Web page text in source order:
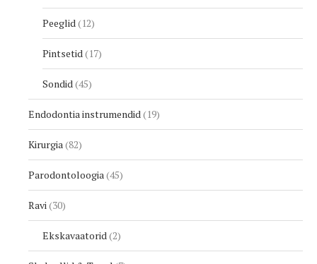
Peeglid 12
Pintsetid 17
Sondid 45
Endodontia instrumendid 19
Kirurgia 82
Parodontoloogia 45
Ravi 30
Ekskavaatorid 2